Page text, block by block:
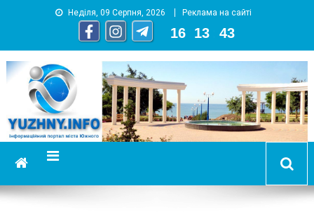
Неділя, 09 Серпня, 2026 Реклама на сайті
16 13 43
YUZHNY.INFO
информационный портал города Южный